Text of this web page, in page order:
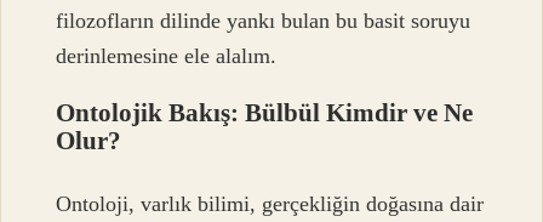
filozofların dilinde yankı bulan bu basit soruyu
derinlemesine ele alalım.
Ontolojik Bakış: Bülbül Kimdir ve Ne
Olur?
Ontoloji, varlık bilimi, gerçekliğin doğasına dair